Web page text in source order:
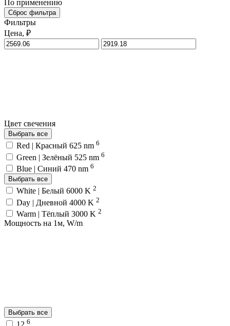
По применению
Сброс фильтра
Фильтры
Цена, ₽
Цвет свечения
Выбрать все
Red | Красный 625 nm 6
Green | Зелёный 525 nm 6
Blue | Синий 470 nm 6
Выбрать все
White | Белый 6000 K 2
Day | Дневной 4000 K 2
Warm | Тёплый 3000 K 2
Мощность на 1м, W/m
Выбрать все
6